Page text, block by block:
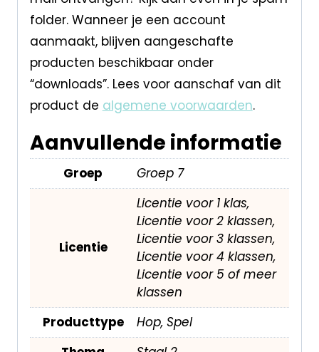
folder. Wanneer je een account
aanmaakt, blijven aangeschafte
producten beschikbaar onder
“downloads”. Lees voor aanschaf van dit
product de algemene voorwaarden.
Aanvullende informatie
Groep Groep 7
Licentie
Licentie voor 1 klas,
Licentie voor 2 klassen,
Licentie voor 3 klassen,
Licentie voor 4 klassen,
Licentie voor 5 of meer
klassen
Producttype
Hop, Spel